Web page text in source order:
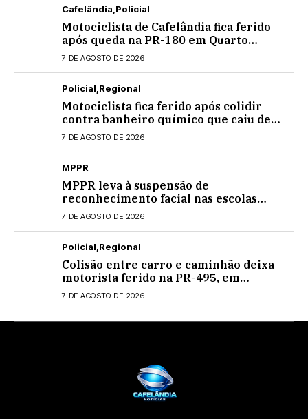
Cafelândia Policial
Motociclista de Cafelândia fica ferido
após queda na PR-180 em Quarto
Centenário
7 DE AGOSTO DE 2026
Policial Regional
Motociclista fica ferido após colidir
contra banheiro químico que caiu de
caminhão na PRC-467, em Cascavel
7 DE AGOSTO DE 2026
MPPR
MPPR leva à suspensão de
reconhecimento facial nas escolas
estaduais
7 DE AGOSTO DE 2026
Policial Regional
Colisão entre carro e caminhão deixa
motorista ferido na PR-495, em
Medianeira
7 DE AGOSTO DE 2026